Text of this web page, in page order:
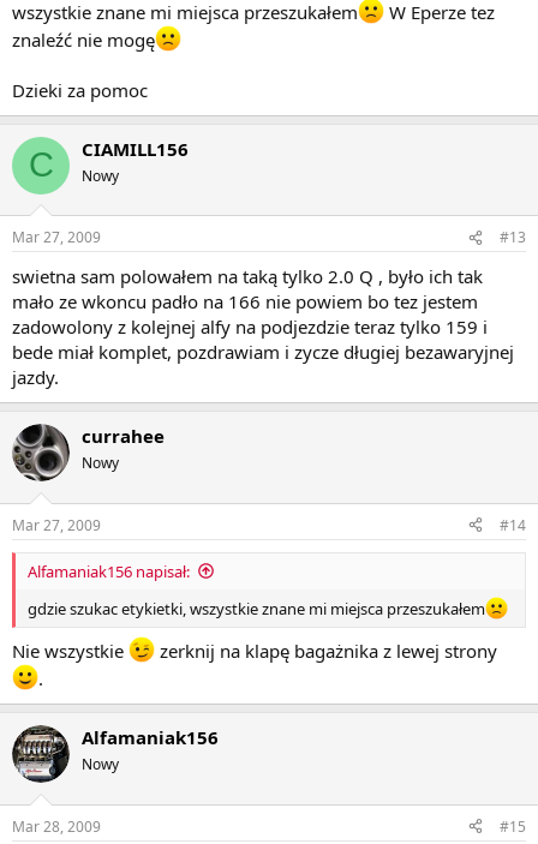
wszystkie znane mi miejsca przeszukałem
W Eperze tez
znaleźć nie mogę
Dzieki za pomoc
C CIAMILL156
Nowy
Mar 27, 2009 #13
swietna sam polowałem na taką tylko 2.0 Q , było ich tak
mało ze wkoncu padło na 166 nie powiem bo tez jestem
zadowolony z kolejnej alfy na podjezdzie teraz tylko 159 i
bede miał komplet, pozdrawiam i zycze długiej bezawaryjnej
jazdy.
currahee
Nowy
Mar 27, 2009 #14
Alfamaniak156 napisał:
gdzie szukac etykietki, wszystkie znane mi miejsca przeszukałem
Nie wszystkie
zerknij na klapę bagażnika z lewej strony
.
Alfamaniak156
Nowy
Mar 28, 2009 #15